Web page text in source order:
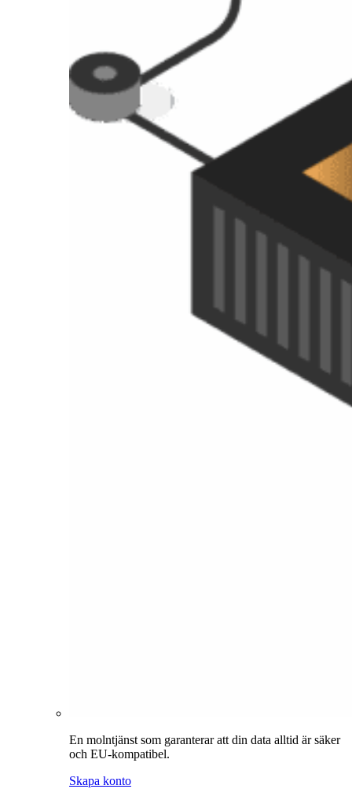
En molntjänst som garanterar att din data alltid är säker
och EU-kompatibel.
Skapa konto